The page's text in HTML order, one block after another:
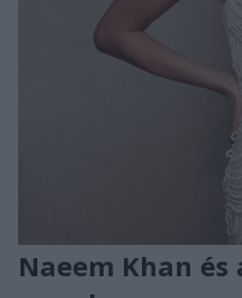
Naeem Khan